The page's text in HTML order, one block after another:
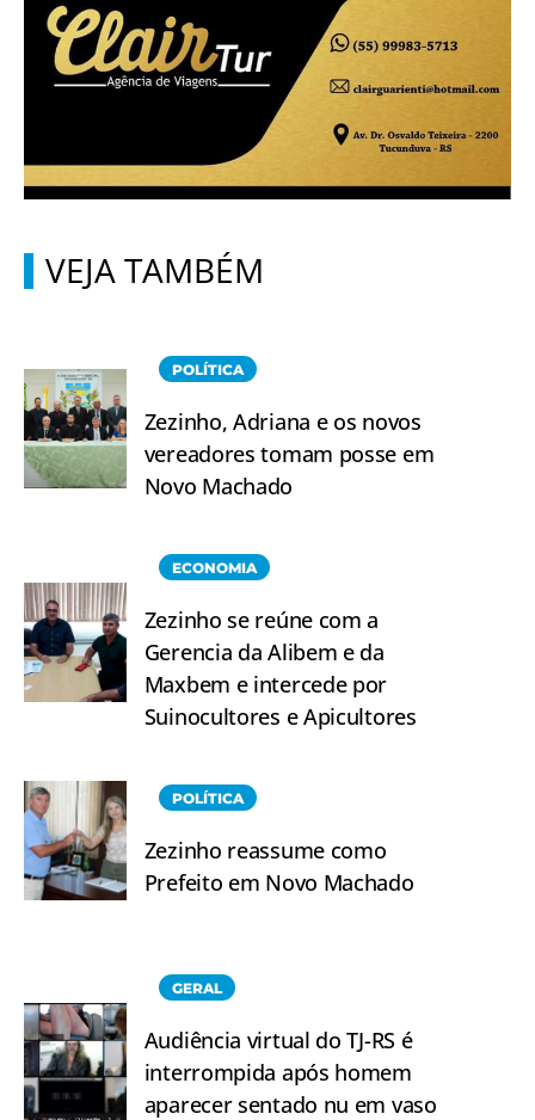
VEJA TAMBÉM
POLÍTICA
Zezinho, Adriana e os novos
vereadores tomam posse em
Novo Machado
ECONOMIA
Zezinho se reúne com a
Gerencia da Alibem e da
Maxbem e intercede por
Suinocultores e Apicultores
POLÍTICA
Zezinho reassume como
Prefeito em Novo Machado
GERAL
Audiência virtual do TJ-RS é
interrompida após homem
aparecer sentado nu em vaso